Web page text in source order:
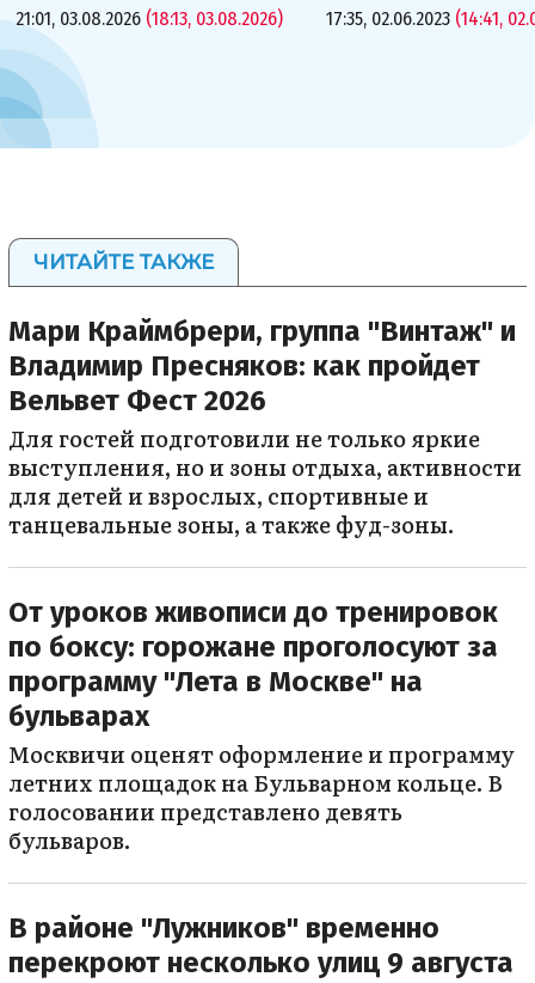
21:01, 03.08.2026 (18:13, 03.08.2026) 17:35, 02.06.2023 (14:41,
ЧИТАЙТЕ ТАКЖЕ
Мари Краймбрери, группа "Винтаж" и
Владимир Пресняков: как пройдет
Вельвет Фест 2026
Для гостей подготовили не только яркие
выступления, но и зоны отдыха, активности
для детей и взрослых, спортивные и
танцевальные зоны, а также фуд-зоны.
От уроков живописи до тренировок
по боксу: горожане проголосуют за
программу "Лета в Москве" на
бульварах
Москвичи оценят оформление и программу
летних площадок на Бульварном кольце. В
голосовании представлено девять
бульваров.
В районе "Лужников" временно
перекроют несколько улиц 9 августа